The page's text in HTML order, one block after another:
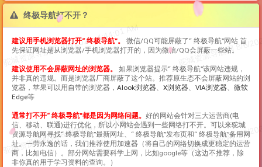
终极导航打不开？
建议用手机浏览器打开“ 终极导航”。 微信/QQ可能屏蔽了“ 终极导航”网站 首
先保证网址是从浏览器/手机浏览器打开的，因为微信/QQ会屏蔽一些站。
建议使用不会屏蔽网址的浏览器。 如果浏览器提示“ 终极导航”该网站违规，
并非真的违规。而是浏览器厂商屏蔽了这个站。推荐原生态不会屏蔽网站的浏
览器，苹果可以用自带的浏览器， Alook浏览器、 X浏览器、 VIA浏览器、 微软
Edge等
通常打不开“ 终极导航”都是因为网络问题。 好的网站会针对三大运营商(电
信、移动、联通)进行优化，所以小网站会遇到一些网络打不开。可以来驼城
资源导航网寻找“ 终极导航”最新网址、“ 终极导航”发布页和“ 终极导航”备用网
址。一劳永逸的话，我们推荐使用加速器（将自己的网络切换成更稳定的运营
商，比如电信）。部分网站需要科学上网，比如google等（这边不推荐，除
非你真的用于学习资料的查询。）